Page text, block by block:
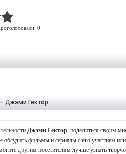
0
Джэми Гектор
Джэми Гектор, поделиться своим
обсудить фильмы и сериалы с его участием
другим посетителям лучше узнать